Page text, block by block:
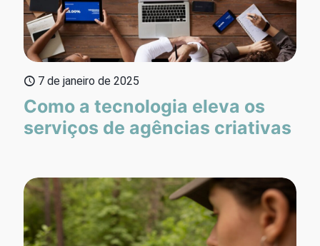
7 de janeiro de 2025
Como a tecnologia eleva os
serviços de agências criativas